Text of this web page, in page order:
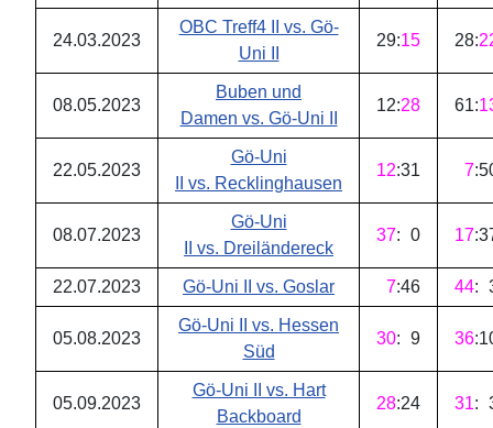
24.03.2023
OBC Treff4 II vs. Gö-
Uni II
29:15 28:
08.05.2023
Buben und
Damen vs. Gö-Uni II
12:28 61:
22.05.2023
Gö-Uni
II vs. Recklinghausen
12:31 7:
08.07.2023
Gö-Uni
II vs. Dreiländereck
37: 0 17:
22.07.2023 Gö-Uni II vs. Goslar 7:46 44:
05.08.2023
Gö-Uni II vs. Hessen
Süd
30: 9 36:
05.09.2023
Gö-Uni II vs. Hart
Backboard
28:24 31: